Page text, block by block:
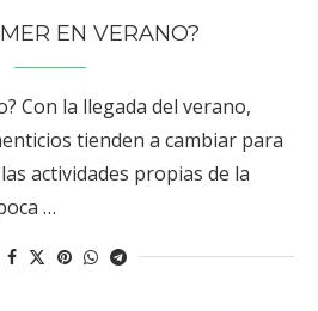
EN VERANO?
Con la llegada del verano,
tienden a cambiar para
actividades propias de la
…